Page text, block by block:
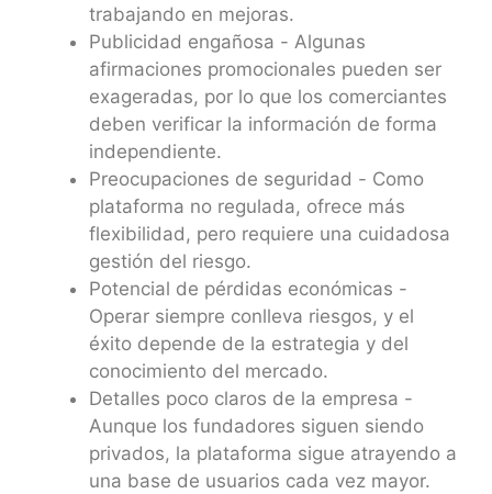
trabajando en mejoras.
Publicidad engañosa - Algunas
afirmaciones promocionales pueden ser
exageradas, por lo que los comerciantes
deben verificar la información de forma
independiente.
Preocupaciones de seguridad - Como
plataforma no regulada, ofrece más
flexibilidad, pero requiere una cuidadosa
gestión del riesgo.
Potencial de pérdidas económicas -
Operar siempre conlleva riesgos, y el
éxito depende de la estrategia y del
conocimiento del mercado.
Detalles poco claros de la empresa -
Aunque los fundadores siguen siendo
privados, la plataforma sigue atrayendo a
una base de usuarios cada vez mayor.